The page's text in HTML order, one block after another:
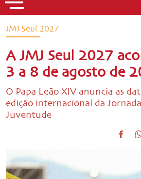
JMJ Seul 2027
A JMJ Seul 2027
3 a 8 de agosto de
O Papa Leão XIV anuncia as
edição internacional da
Juventude